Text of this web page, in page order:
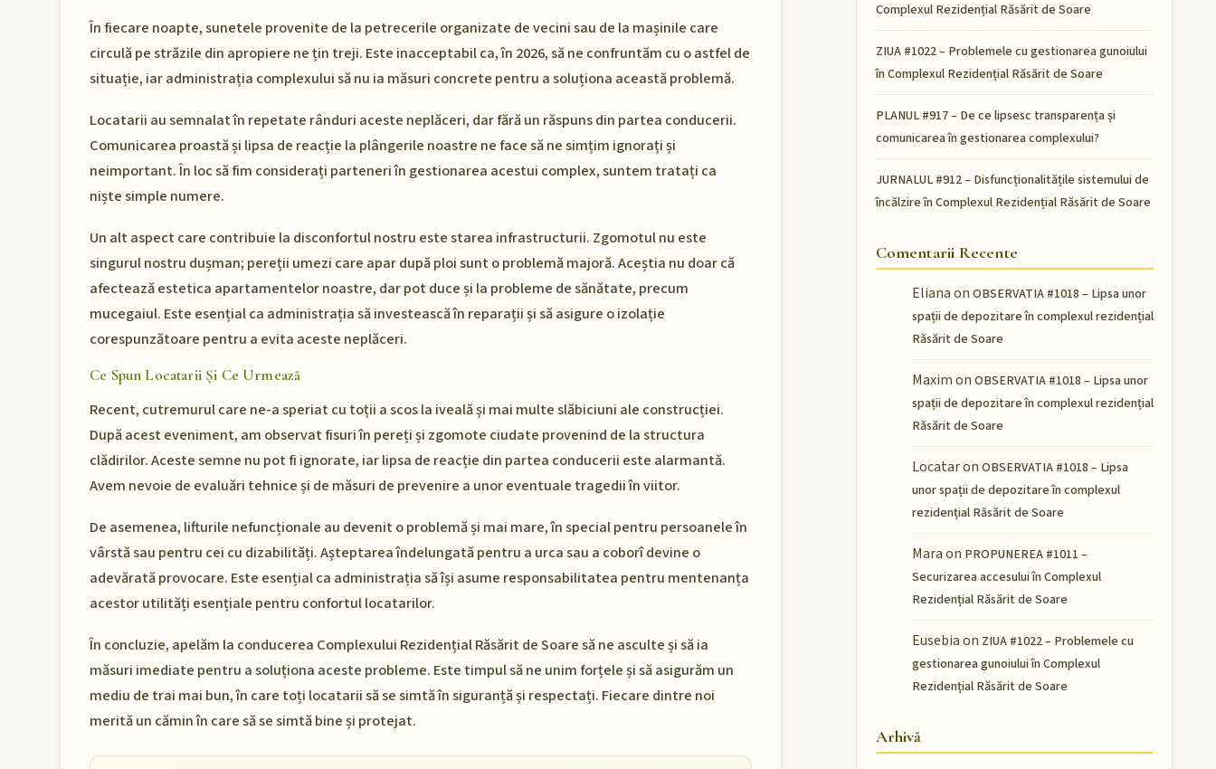
În fiecare noapte, sunetele provenite de la petrecerile organizate de vecini sau de la mașinile care
circulă pe străzile din apropiere ne țin treji. Este inacceptabil ca, în 2026, să ne confruntăm cu o astfel de
situație, iar administrația complexului să nu ia măsuri concrete pentru a soluționa această problemă.
Locatarii au semnalat în repetate rânduri aceste neplăceri, dar fără un răspuns din partea conducerii.
Comunicarea proastă și lipsa de reacție la plângerile noastre ne face să ne simțim ignorați și
neimportant. În loc să fim considerați parteneri în gestionarea acestui complex, suntem tratați ca
niște simple numere.
Un alt aspect care contribuie la disconfortul nostru este starea infrastructurii. Zgomotul nu este
singurul nostru dușman; pereții umezi care apar după ploi sunt o problemă majoră. Aceștia nu doar că
afectează estetica apartamentelor noastre, dar pot duce și la probleme de sănătate, precum
mucegaiul. Este esențial ca administrația să investească în reparații și să asigure o izolație
corespunzătoare pentru a evita aceste neplăceri.
Ce Spun Locatarii Și Ce Urmează
Recent, cutremurul care ne-a speriat cu toții a scos la iveală și mai multe slăbiciuni ale construcției.
După acest eveniment, am observat fisuri în pereți și zgomote ciudate provenind de la structura
clădirilor. Aceste semne nu pot fi ignorate, iar lipsa de reacție din partea conducerii este alarmantă.
Avem nevoie de evaluări tehnice și de măsuri de prevenire a unor eventuale tragedii în viitor.
De asemenea, lifturile nefuncționale au devenit o problemă și mai mare, în special pentru persoanele în
vârstă sau pentru cei cu dizabilități. Așteptarea îndelungată pentru a urca sau a coborî devine o
adevărată provocare. Este esențial ca administrația să își asume responsabilitatea pentru mentenanța
acestor utilități esențiale pentru confortul locatarilor.
În concluzie, apelăm la conducerea Complexului Rezidențial Răsărit de Soare să ne asculte și să ia
măsuri imediate pentru a soluționa aceste probleme. Este timpul să ne unim forțele și să asigurăm un
mediu de trai mai bun, în care toți locatarii să se simtă în siguranță și respectați. Fiecare dintre noi
merită un cămin în care să se simtă bine și protejat.
Complexul Rezidențial Răsărit de Soare
ZIUA #1022 – Problemele cu gestionarea gunoiului
în Complexul Rezidențial Răsărit de Soare
PLANUL #917 – De ce lipsesc transparența și
comunicarea în gestionarea complexului?
JURNALUL #912 – Disfuncționalitățile sistemului de
încălzire în Complexul Rezidențial Răsărit de Soare
Comentarii Recente
Elianaon OBSERVATIA #1018 – Lipsa unor
spații de depozitare în complexul rezidențial
Răsărit de Soare
Maximon OBSERVATIA #1018 – Lipsa unor
spații de depozitare în complexul rezidențial
Răsărit de Soare
Locataron OBSERVATIA #1018 – Lipsa
unor spații de depozitare în complexul
rezidențial Răsărit de Soare
Maraon PROPUNEREA #1011 –
Securizarea accesului în Complexul
Rezidențial Răsărit de Soare
Eusebiaon ZIUA #1022 – Problemele cu
gestionarea gunoiului în Complexul
Rezidențial Răsărit de Soare
Arhivă